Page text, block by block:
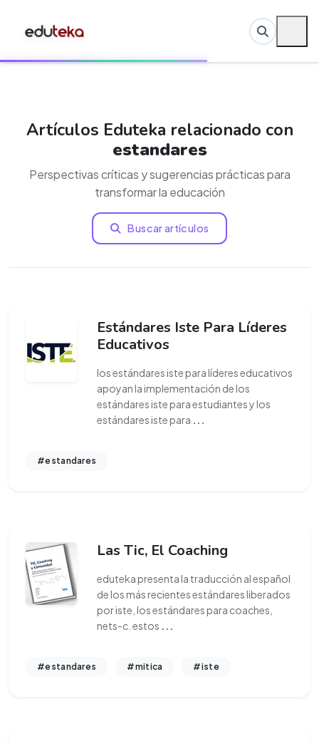
Artículos Eduteka relacionado con
estandares
Perspectivas críticas y sugerencias prácticas para
transformar la educación
Buscar artículos
Estándares Iste Para Líderes
Educativos
los estándares iste para líderes educativos
apoyan la implementación de los
estándares iste para estudiantes y los
estándares iste para ...
#estandares
Las Tic, El Coaching
eduteka presenta la traducción al español
de los más recientes estándares liberados
por iste, los estándares para coaches,
nets-c. estos ...
#estandares #mitica #iste